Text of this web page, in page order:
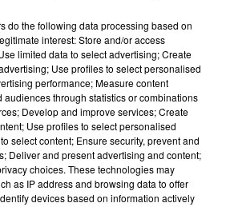
59 sec)
do the following data processing based on
interest: Store and/or access
limited data to select advertising; Create
Use profiles to select personalised
performance; Measure content
audiences through statistics or combinations
Develop and improve services; Create
Use profiles to select personalised
select content; Ensure security, prevent and
Deliver and present advertising and content;
choices. These technologies may
as IP address and browsing data to offer
devices based on information actively